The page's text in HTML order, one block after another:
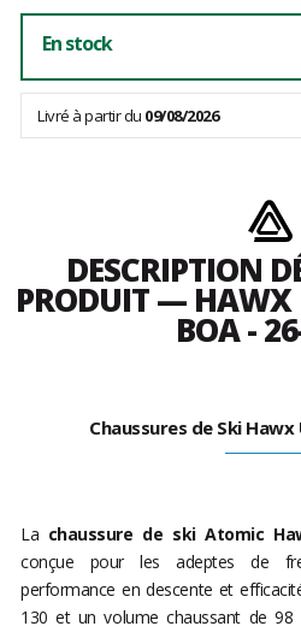
En stock
Livré à partir du 09/08/2026
DESCRIPTION
PRODUIT — HAWX
BOA -
Chaussures de Ski
La chaussure de ski Atomic
conçue pour les adeptes de
performance en descente et
130 et un volume chaussant de